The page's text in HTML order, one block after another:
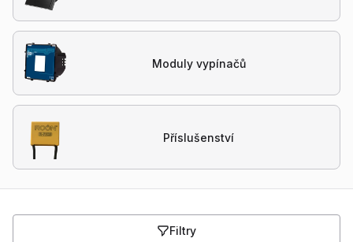
Moduly vypínačů
Příslušenství
Filtry